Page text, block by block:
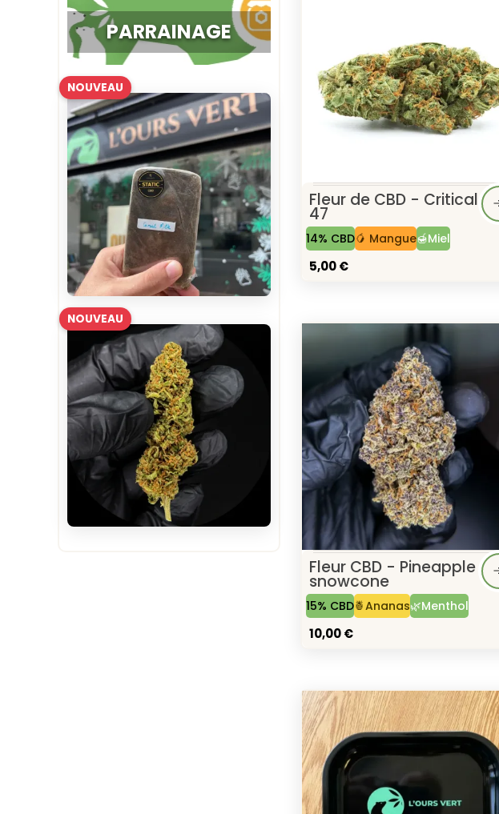
PARRAINAGE
NOUVEAU
NOUVEAU
Fleur de CBD - Critical
47
14% CBD🥭 Mangue🍯Miel
5,00 €
Fleur CBD - Pineapple
snowcone
15% CBD🍍Ananas🌿Menthol
10,00 €